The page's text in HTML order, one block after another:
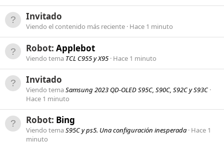
Invitado
Viendo el contenido más reciente Hace 1 minuto
Robot: Applebot
Viendo tema TCL C955 y X95 Hace 1 minuto
Invitado
Viendo temaSamsung 2023 QD-OLED S95C, S90C, S92C y S93C
Hace 1 minuto
Robot: Bing
Viendo temaS95C y ps5. Una configuración inesperada Hace 1
minuto